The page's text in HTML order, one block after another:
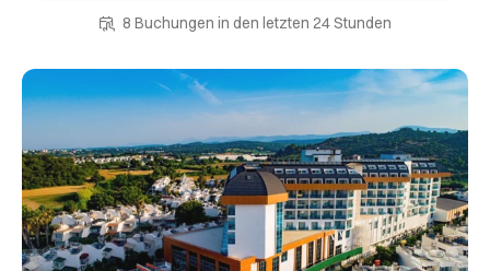
8 Buchungen in den letzten 24 Stunden